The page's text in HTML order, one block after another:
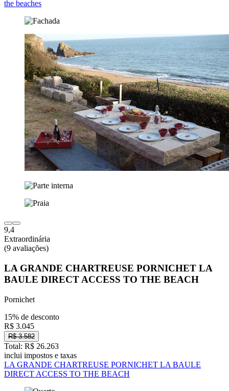
the beaches
9,4
Extraordinária
(9 avaliações)
LA GRANDE CHARTREUSE PORNICHET LA
BAULE DIRECT ACCESS TO THE BEACH
Pornichet
15% de desconto
R$ 3.045
R$ 3.582
Total: R$ 26.263
inclui impostos e taxas
LA GRANDE CHARTREUSE PORNICHET LA BAULE
DIRECT ACCESS TO THE BEACH